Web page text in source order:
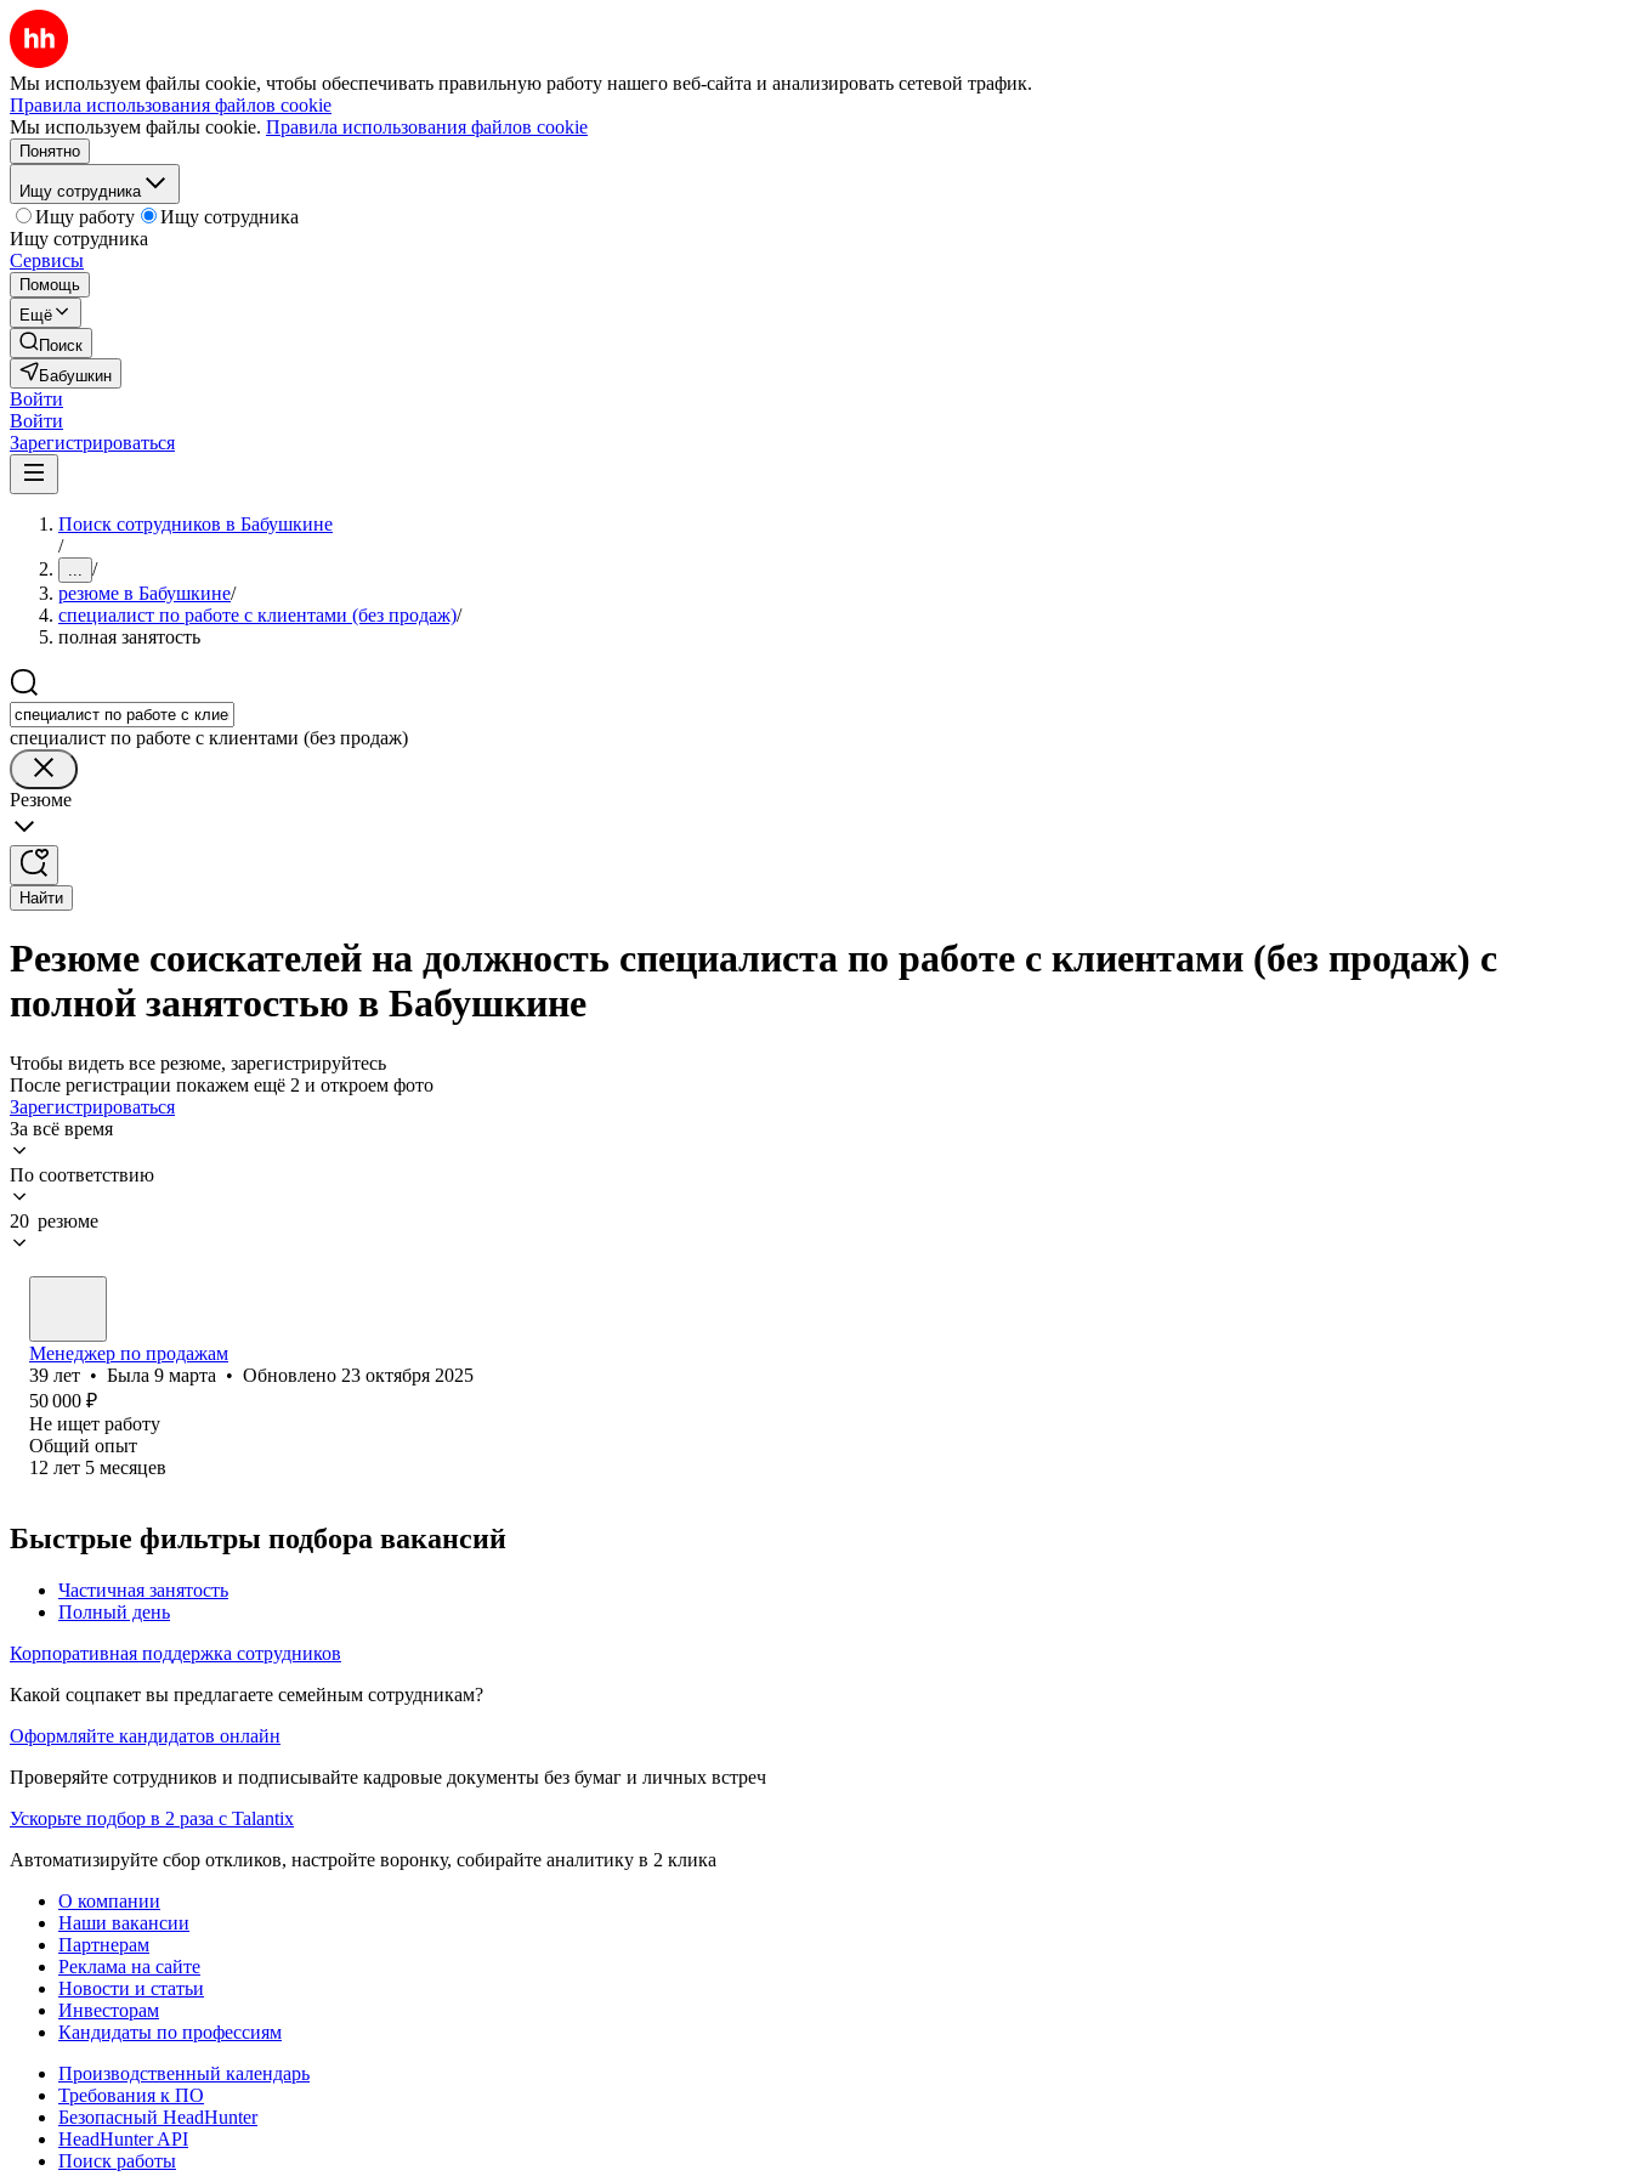
Мы используем файлы cookie, чтобы обеспечивать правильную работу нашего веб-сайта и анализировать сетевой трафик.
Правила использования файлов cookie
Мы используем файлы cookie. Правила использования файлов cookie
Понятно
Ищу сотрудника
Ищу работу
Ищу сотрудника
Ищу сотрудника
Сервисы
Помощь
Ещё
Поиск
Бабушкин
Войти
Войти
Зарегистрироваться
Поиск сотрудников в Бабушкине
/
... /
резюме в Бабушкине/
специалист по работе с клиентами (без продаж)/
полная занятость
специалист по работе с клиентами (без продаж)
Резюме
Найти
Резюме соискателей на должность специалиста по работе с клиентами (без продаж) с
полной занятостью в Бабушкине
Чтобы видеть все резюме, зарегистрируйтесь
После регистрации покажем ещё 2 и откроем фото
Зарегистрироваться
За всё время
По соответствию
20 резюме
Менеджер по продажам
39 лет • Была 9 марта • Обновлено 23 октября 2025
50 000 ₽
Не ищет работу
Общий опыт
12 лет 5 месяцев
Быстрые фильтры подбора вакансий
Частичная занятость
Полный день
Корпоративная поддержка сотрудников
Какой соцпакет вы предлагаете семейным сотрудникам?
Оформляйте кандидатов онлайн
Проверяйте сотрудников и подписывайте кадровые документы без бумаг и личных встреч
Ускорьте подбор в 2 раза с Talantix
Автоматизируйте сбор откликов, настройте воронку, собирайте аналитику в 2 клика
О компании
Наши вакансии
Партнерам
Реклама на сайте
Новости и статьи
Инвесторам
Кандидаты по профессиям
Производственный календарь
Требования к ПО
Безопасный HeadHunter
HeadHunter API
Поиск работы